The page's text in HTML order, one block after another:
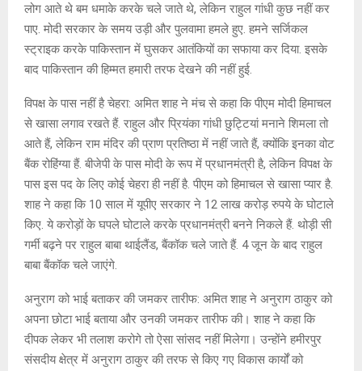
लोग आते थे बम धमाके करके चले जाते थे, लेकिन राहुल गांधी कुछ नहीं कर
पाए. मोदी सरकार के समय उड़ी और पुलवामा हमले हुए. हमने सर्जिकल
स्ट्राइक करके पाकिस्तान में घुसकर आतंकियों का सफाया कर दिया. इसके
बाद पाकिस्तान की हिम्मत हमारी तरफ देखने की नहीं हुई.
विपक्ष के पास नहीं है चेहरा: अमित शाह ने मंच से कहा कि पीएम मोदी हिमाचल
से खासा लगाव रखते हैं. राहुल और प्रियंका गांधी छुट्टियां मनाने शिमला तो
आते हैं, लेकिन राम मंदिर की प्राण प्रतिष्ठा में नहीं जाते हैं, क्योंकि इनका वोट
बैंक रोहिंग्या हैं. बीजेपी के पास मोदी के रूप में प्रधानमंत्री है, लेकिन विपक्ष के
पास इस पद के लिए कोई चेहरा ही नहीं है. पीएम को हिमाचल से खासा प्यार है.
शाह ने कहा कि 10 साल में यूपीए सरकार ने 12 लाख करोड़ रुपये के घोटाले
किए. ये करोड़ों के घपले घोटाले करके प्रधानमंत्री बनने निकले हैं. थोड़ी सी
गर्मी बढ़ने पर राहुल बाबा थाईलैंड, बैंकॉक चले जाते हैं. 4 जून के बाद राहुल
बाबा बैंकॉक चले जाएंगे.
अनुराग को भाई बताकर की जमकर तारीफ: अमित शाह ने अनुराग ठाकुर को
अपना छोटा भाई बताया और उनकी जमकर तारीफ की। शाह ने कहा कि
दीपक लेकर भी तलाश करोगे तो ऐसा सांसद नहीं मिलेगा। उन्होंने हमीरपुर
संसदीय क्षेत्र में अनुराग ठाकुर की तरफ से किए गए विकास कार्यों को